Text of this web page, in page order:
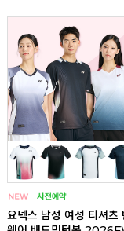
요넥스 남성 여성 티셔츠